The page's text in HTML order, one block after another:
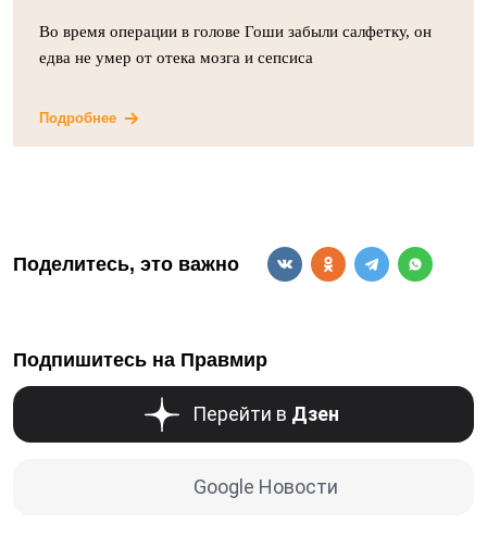
Во время операции в голове Гоши забыли салфетку, он
едва не умер от отека мозга и сепсиса
Подробнее
Поделитесь, это важно
Подпишитесь на Правмир
Перейти в Дзен
Google Новости